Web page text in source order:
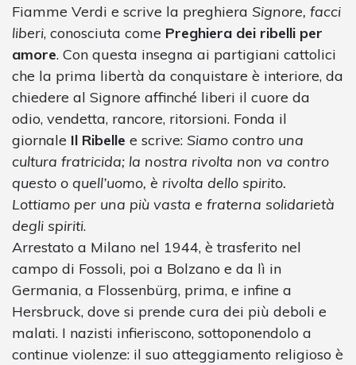
Fiamme Verdi e scrive la preghiera Signore, facci
liberi, conosciuta come Preghiera dei ribelli per
amore. Con questa insegna ai partigiani cattolici
che la prima libertà da conquistare è interiore, da
chiedere al Signore affinché liberi il cuore da
odio, vendetta, rancore, ritorsioni. Fonda il
giornale Il Ribelle e scrive: Siamo contro una
cultura fratricida; la nostra rivolta non va contro
questo o quell’uomo, è rivolta dello spirito.
Lottiamo per una più vasta e fraterna solidarietà
degli spiriti.
Arrestato a Milano nel 1944, è trasferito nel
campo di Fossoli, poi a Bolzano e da lì in
Germania, a Flossenbürg, prima, e infine a
Hersbruck, dove si prende cura dei più deboli e
malati. I nazisti infieriscono, sottoponendolo a
continue violenze: il suo atteggiamento religioso è